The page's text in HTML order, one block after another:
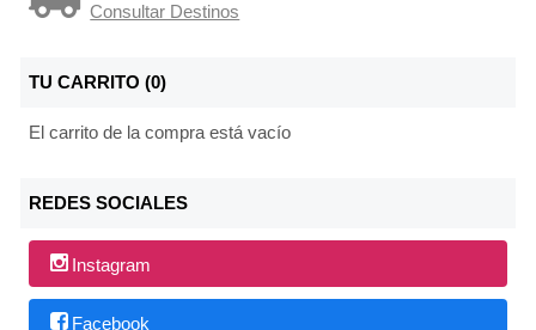
Consultar Destinos
TU CARRITO (0)
El carrito de la compra está vacío
REDES SOCIALES
Instagram
Facebook